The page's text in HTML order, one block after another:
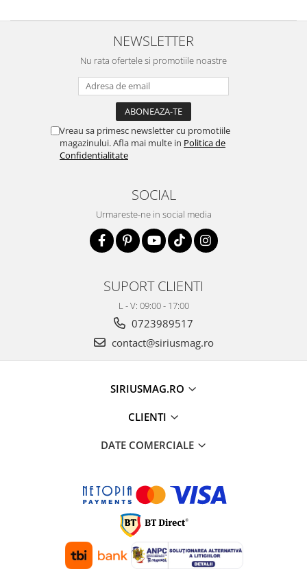
NEWSLETTER
Nu rata ofertele si promotiile noastre
Vreau sa primesc newsletter cu promotiile
magazinului. Afla mai multe in Politica de
Confidentialitate
SOCIAL
Urmareste-ne in social media
SUPORT CLIENTI
L - V: 09:00 - 17:00
0723989517
contact@siriusmag.ro
SIRIUSMAG.RO
CLIENTI
DATE COMERCIALE